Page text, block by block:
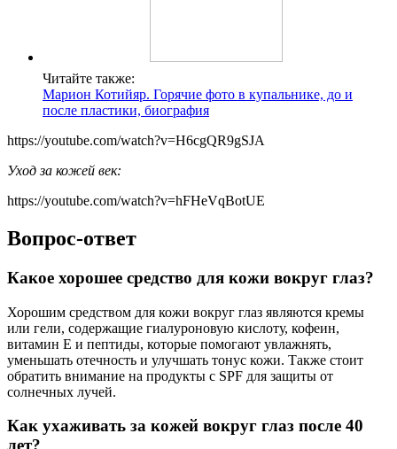
Читайте также:
Марион Котийяр. Горячие фото в купальнике, до и
после пластики, биография
https://youtube.com/watch?v=H6cgQR9gSJA
Уход за кожей век:
https://youtube.com/watch?v=hFHeVqBotUE
Вопрос-ответ
Какое хорошее средство для кожи вокруг глаз?
Хорошим средством для кожи вокруг глаз являются кремы
или гели, содержащие гиалуроновую кислоту, кофеин,
витамин E и пептиды, которые помогают увлажнять,
уменьшать отечность и улучшать тонус кожи. Также стоит
обратить внимание на продукты с SPF для защиты от
солнечных лучей.
Как ухаживать за кожей вокруг глаз после 40